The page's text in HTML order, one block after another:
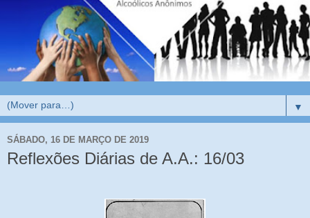
▼
SÁBADO, 16 DE MARÇO DE 2019
Reflexões Diárias de A.A.: 16/03